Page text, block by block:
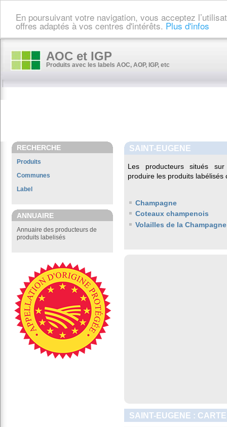
En poursuivant votre navigation, vous acceptez
offres adaptés à vos centres d'intérêts. Plus d'infos
AOC et IGP
Produits avec les labels AOC, AOP, IGP, etc
RECHERCHE
Produits
Communes
Label
ANNUAIRE
Annuaire des producteurs de
produits labelisés
SAINT-EUGENE
Les producteurs situés
produire les produits labélisés
Champagne
Coteaux champenois
Volailles de la Champagne
SAINT-EUGENE :